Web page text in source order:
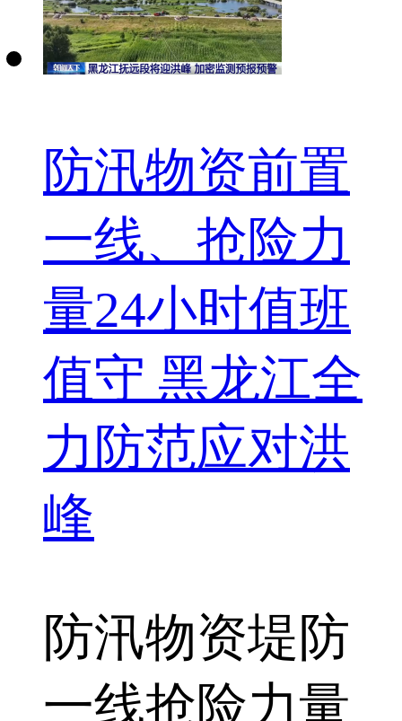
防汛物资前置
一线、抢险力
量24小时值班
值守 黑龙江全
力防范应对洪
峰
防汛物资堤防
一线抢险力量